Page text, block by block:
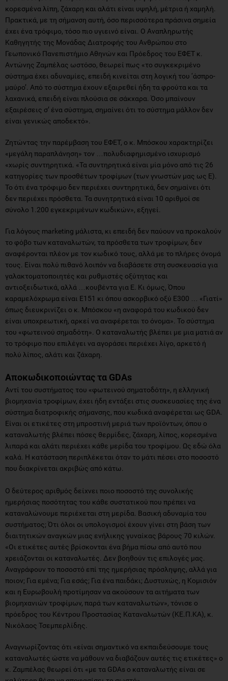
κορεσμένα λίπη, ζάχαρη και αλάτι είναι υψηλή, μέτρια ή χαμηλή.
Πρακτικά, με τη σήμανση αυτή, όσο περισσότερα πράσινα σημεία
έχει ένα τρόφιμο, τόσο πιο υγιεινό είναι. Ο Αναπληρωτής
Καθηγητής της Μονάδας Διατροφής του Ανθρώπου στο
Γεωπονικό Πανεπιστήμιο Αθηνών και Πρόεδρος του ΕΦΕΤ κ.
Αντώνης Ζαμπέλας ωστόσο, θεωρεί πως «το συγκεκριμένο
σύστημα έχει αδυναμίες, επειδή κινείται στη λογική του ‘άσπρο-
μαύρο’. Από το σύστημα έχουν εξαιρεθεί ήδη τα φρούτα και τα
λαχανικά, επειδή είναι πλούσια σε σάκχαρα. Όσο μπαίνουν
εξαιρέσεις σ’ ένα σύστημα, σημαίνει ότι το σύστημα μάλλον δεν
είναι γενικώς αποδεκτό».
Ζητώντας την παρέμβαση του ΕΦΕΤ, ο κ. Μπόσκου χαρακτηρίζει
«μεγάλη παραπλάνηση» τον …πολυδιαφημισμένο ισχυρισμό
«χωρίς συντηρητικά. «Τα συντηρητικά είναι μία μόνο από τις 26
κατηγορίες των προσθέτων τροφίμων (των γνωστών μας ως Ε).
Το ότι ένα τρόφιμο δεν περιέχει συντηρητικά, δεν σημαίνει ότι
δεν περιέχει πρόσθετα. Τα συνητρητικά είναι 10 αριθμοί σε
σύνολο 1.200 εγκεκριμένων κωδικών», εξηγεί.
Για λόγους marketing μάλιστα, κι επειδή δεν παύουν να προκαλούν
το φόβο των καταναλωτών, τα πρόσθετα των τροφίμων, δεν
αναφέρονται πλέον με τον κωδικό τους, αλλά με το πλήρες όνομά
τους. Είναι πολύ πιθανό λοιπόν να διαβάσετε στη συσκευασία για
γαλακτοματοποιητές και ρυθμιστές οξύτητας και
αντιοξειδωτικά, αλλά …κουβέντα για Ε. Κι όμως, Όπου
καραμελόχρωμα είναι Ε151 κι όπου ασκορβικό οξύ Ε300 … «Γιατί»
όπως διευκρινίζει ο κ. Μπόσκου «η αναφορά του κωδικού δεν
είναι υποχρεωτική, αρκεί να αναφέρεται το όνομα». Το σύστημα
του «φωτεινού σημαδότη». Ο καταναλωτής βλέπει με μια ματιά αν
το τρόφιμο που επιλέγει να αγοράσει περιέχει λίγο, αρκετό ή
πολύ λίπος, αλάτι και ζάχαρη.
Αποκωδικοποιώντας τα GDAs
Αντί του συστήματος του «φωτεινού σηματοδότη», η ελληνική
βιομηχανία τροφίμων, έχει ήδη εντάξει στις συσκευασίες της ένα
σύστημα διατροφικής σήμανσης, που κωδικά αναφέρεται ως GDA.
Είναι οι ετικέτες στη μπροστινή μεριά των προϊόντων, όπου ο
καταναλωτής βλέπει πόσες θερμίδες, ζάχαρη, λίπος, κορεσμένα
λιπαρά και αλάτι περιέχει κάθε μερίδα του τροφίμου. Ως εδώ όλα
καλά. Η κατάσταση περιπλέκεται όταν το μάτι πέσει στο ποσοστό
που διακρίνεται ακριβώς από κάτω.
Ο δεύτερος αριθμός δείχνει ποιο ποσοστό της συνολικής
ημερήσιας ποσότητας του κάθε συστατικού που πρέπει να
καταναλώνουμε περιέχεται στη μερίδα. Βασική αδυναμία του
συστήματος; Ότι όλοι οι υπολογισμοί έχουν γίνει στη βάση των
διαιτητικών αναγκών μιας ενήλικης γυναίκας βάρους 70 κιλών.
«Οι ετικέτες αυτές βρίσκονται ένα βήμα πίσω από αυτό που
χρειάζονται οι καταναλωτές. Δεν βοηθούν τις επιλογές μας.
Αναγράφουν το ποσοστό επί της ημερήσιας πρόσληψης, αλλά για
ποιον; Για εμένα; Για εσάς; Για ένα παιδάκι; Δυστυχώς, η Κομισιόν
και η Ευρωβουλή προτίμησαν να ακούσουν τα αιτήματα των
βιομηχανιών τροφίμων, παρά των καταναλωτών», τόνισε ο
πρόεδρος του Κέντρου Προστασίας Καταναλωτών (ΚΕ.Π.ΚΑ), κ.
Νικόλαος Τσεμπερλίδης.
Αναγνωρίζοντας ότι «είναι σημαντικό να εκπαιδεύσουμε τους
καταναλωτές ώστε να μάθουν να διαβάζουν αυτές τις ετικέτες» ο
κ. Ζαμπέλας θεωρεί ότι «με τα GDAs ο καταναλωτής είναι σε